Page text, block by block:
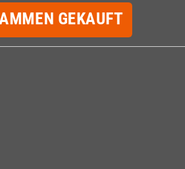
GEKAUFT